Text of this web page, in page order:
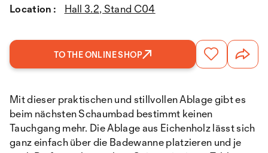
Location :
Hall 3.2, Stand C04
TO THE ONLINE SHOP
Mit dieser praktischen und stillvollen Ablage gibt es
beim nächsten Schaumbad bestimmt keinen
Tauchgang mehr. Die Ablage aus Eichenholz lässt sich
ganz einfach über die Badewanne platzieren und je